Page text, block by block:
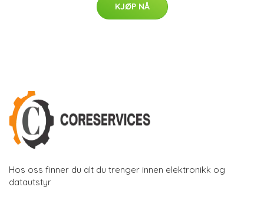
KJØP NÅ
Hos oss finner du alt du trenger innen elektronikk og
datautstyr